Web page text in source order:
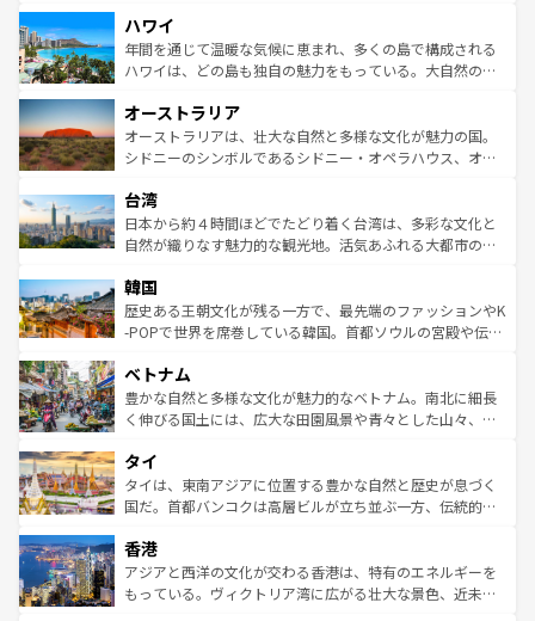
ば市内交通費無料で観光を楽しむこともできる。 なお、新
着のスイス情報はコンテンツ一覧 を参照してほしい。
のような巨大都市は、観光、ショッピング、エンターテイ
ンメントが詰まった刺激的なスポットだ。一方、アメリカ
西部には大自然が広がり、グランドキャニオンやイエロー
部のニューオーリンズでは、音楽と美食が融合した独特の
文化が魅力。旅行者はアメリカの各地域で異なる魅力を楽
しみながら、その多様性と豊かな歴史を感じることができ
ならではの贅沢な旅のスタイルだ。 なお、新着のアメリカ
情報はコンテンツ一覧を参照してほしい。
ハワイ
年間を通じて温暖な気候に恵まれ、多くの島で構成される
ハワイは、どの島も独自の魅力をもっている。大自然の神
ワイ島は見逃せない。また、定番の観光地といえばオアフ
島だが、静かな自然を求めるならマウイ島やカウアイ島が
おすすめ。エメラルドグリーンに輝く海をはじめ、豊かな
れるおもてなしの心で訪れる人々を迎えてくれるハワイの
人々、おいしいローカルフードやハワイアンミュージッ
ク、伝統的なフラダンスなど、すべてがハワイの魅力を彩
ワイを、存分に味わってほしい。 なお、新着のハワイ情報
はコンテンツ一覧を参照してほしい。
オーストラリア
オーストラリアは、壮大な自然と多様な文化が魅力の国。
シドニーのシンボルであるシドニー・オペラハウス、オー
リアリーフや大陸中央部にそびえるウルル（エアーズロッ
ク）、タスマニアの美しい原生林やケアンズの熱帯雨林な
ど、見どころがたくさん。また、カフェやワイン、オージ
いる。アクティビティも充実しており、サーフィンやダイ
ビング、ハイキングなど、アウトドア好きにはたまらな
い。オーストラリアの多彩な魅力を存分に味わいつくそ
参照してほしい。
台湾
日本から約４時間ほどでたどり着く台湾は、多彩な文化と
自然が織りなす魅力的な観光地。活気あふれる大都市の台
ン）、静ひつな山岳地帯である台湾東部など、都市の喧騒
と山間の静けさが共存しており、訪れる人に新しい発見と
驚きをもたらしてくれる。また、奥深い台湾の食文化も魅
容にもいいと評判のスイーツなど、バラエティ豊かな料理
が味わえる。 なお、新着の台湾情報は コンテンツ一覧を参
照してほしい。
韓国
歴史ある王朝文化が残る一方で、最先端のファッションやK
-POPで世界を席巻している韓国。首都ソウルの宮殿や伝統
き、地方に足を延ばせば四季折々の自然美を楽しむことが
できる。そして、キムチや焼肉、絶品のストリートフード
まで、さまざまな韓国料理が待っている。夜には、韓国な
リティに包まれながら、韓国の多彩な魅力を心ゆくまで味
わってみてほしい。 なお、新着の韓国情報はコンテンツ一
覧を参照してほしい。
ベトナム
豊かな自然と多様な文化が魅力的なベトナム。南北に細長
く伸びる国土には、広大な田園風景や青々とした山々、世
急速な発展と共に伝統が息づく。ハノイの古い町並みやホ
ーチミン市のフランス統治時代の建物も、独特の雰囲気を
醸し出している。また、バラエティの豊かさとおいしさで
とつ。フォーやバインミー、ベトナムコーヒーなどは、ぜ
ひ現地で味わいたい。どの地域を訪れてもあたたかい人々
が旅行者を迎えてくれるので、きっと忘れられない旅にな
タイ
タイは、東南アジアに位置する豊かな自然と歴史が息づく
国だ。首都バンコクは高層ビルが立ち並ぶ一方、伝統的な
の活気が交差している。北部ではチェンマイなどの山岳地
帯で自然と触れ合い、南部ではプーケットやクラビの美し
いビーチでリゾート気分を楽しむことができる。タイ料理
香港
アジアと西洋の文化が交わる香港は、特有のエネルギーを
もっている。ヴィクトリア湾に広がる壮大な景色、近未来